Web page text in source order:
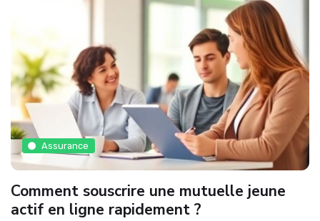
Assurance
Comment souscrire une mutuelle jeune
actif en ligne rapidement ?